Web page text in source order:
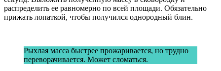
распределить ее равномерно по всей площади. Обязательно
прижать лопаткой, чтобы получился однородный блин.
Рыхлая масса быстрее прожаривается, но трудно
переворачивается. Может сломаться.